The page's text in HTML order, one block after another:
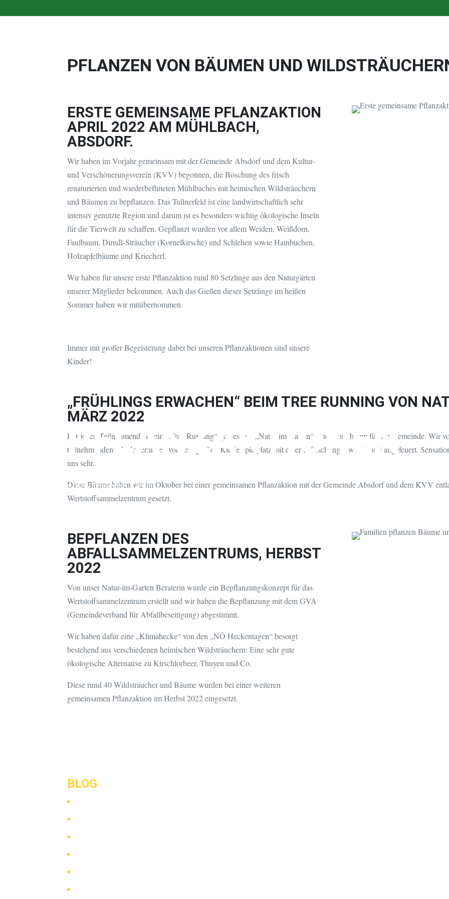
PFLANZAKTIONEN
Ökologische Inseln für die Tierwelt zu schaffen, ist
eines unserer Ziele.
PFLANZEN VON BÄUMEN UND
ERSTE GEMEINSAME PFLANZAKTION
APRIL 2022 AM MÜHLBACH,
ABSDORF.
Wir haben im Vorjahr gemeinsam mit der Gemeinde Absdorf und dem Kultur-
und Verschönerungsverein (KVV) begonnen, die Böschung des frisch
renaturierten und wiederbefluteten Mühlbaches mit heimischen Wildsträuchern
und Bäumen zu bepflanzen. Das Tullnerfeld ist eine landwirtschaftlich sehr
intensiv genutzte Region und darum ist es besonders wichtig ökologische Inseln
für die Tierwelt zu schaffen. Gepflanzt wurden vor allem Weiden, Weißdorn,
Faulbaum, Dirndl-Sträucher (Kornelkirsche) und Schlehen sowie Hainbuchen,
Holzapfelbäume und Kriecherl.
Wir haben für unsere erste Pflanzaktion rund 80 Setzlinge aus den Naturgärten
unserer Mitglieder bekommen. Auch das Gießen dieser Setzlinge im heißen
Sommer haben wir mitübernommen.
Immer mit großer Begeisterung dabei bei unseren Pflanzaktionen sind unsere
Kinder!
„FRÜHLINGS ERWACHEN“ BEIM TREE RUNNING VON
MÄRZ 2022
Für jeden Teilnehmenden beim „Tree Running“ gab es von „Natur im Garten“ einen Jungbaum für die Gemeinde. Wir
teilnehmenden Absdorfer:innen vor dem großen Kinderspielplatz mit einer Erfrischung erwartet und angefeuert.
uns sehr.
Diese Bäume haben wir im Oktober bei einer gemeinsamen Pflanzaktion mit der Gemeinde Absdorf und dem KVV
Wertstoffsammelzentrum gesetzt.
BEPFLANZEN DES
ABFALLSAMMELZENTRUMS, HERBST
2022
Von unser Natur-im-Garten Beraterin wurde ein Bepflanzungskonzept für das
Wertstoffsammelzentrum erstellt und wir haben die Bepflanzung mit dem GVA
(Gemeindeverband für Abfallbeseitigung) abgestimmt.
Wir haben dafür eine „Klimahecke“ von den „NÖ Heckentagen“ besorgt
bestehend aus verschiedenen heimischen Wildsträuchern: Eine sehr gute
ökologische Alternative zu Kirschlorbeer, Thuyen und Co.
Diese rund 40 Wildsträucher und Bäume wurden bei einer weiteren
gemeinsamen Pflanzaktion im Herbst 2022 eingesetzt.
BLOG